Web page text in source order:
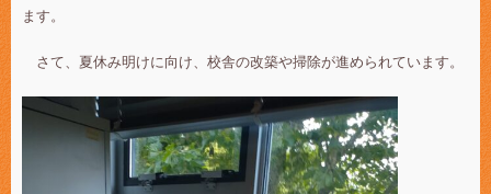
ます。
さて、夏休み明けに向け、校舎の改築や掃除が進められています。